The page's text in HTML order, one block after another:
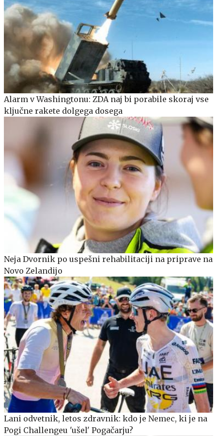
Alarm v Washingtonu: ZDA naj bi porabile skoraj vse
ključne rakete dolgega dosega
Neja Dvornik po uspešni rehabilitaciji na priprave na
Novo Zelandijo
Lani odvetnik, letos zdravnik: kdo je Nemec, ki je na
Pogi Challengeu 'ušel' Pogačarju?